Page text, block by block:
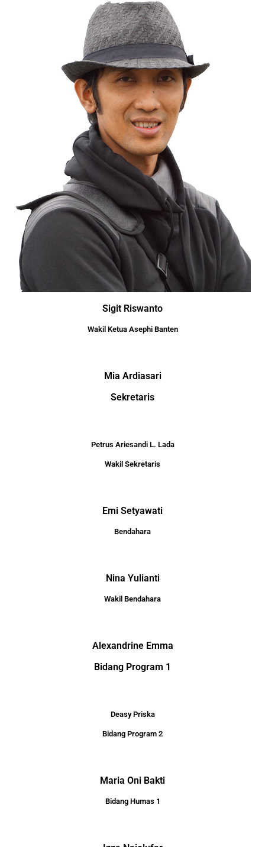
Sigit Riswanto
Wakil Ketua Asephi Banten
Mia Ardiasari
Sekretaris
Petrus Ariesandi L. Lada
Wakil Sekretaris
Emi Setyawati
Bendahara
Nina Yulianti
Wakil Bendahara
Alexandrine Emma
Bidang Program 1
Deasy Priska
Bidang Program 2
Maria Oni Bakti
Bidang Humas 1